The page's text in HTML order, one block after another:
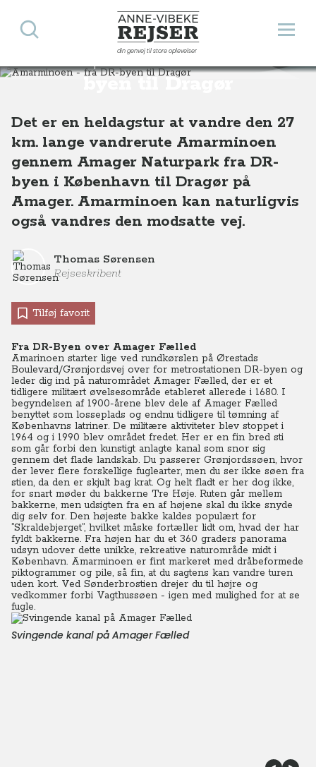
Anne-Vibeke Rejser
din genvej til store oplevelser
Åbn
Søg
Amarminoen - fra DR-
byen til Dragør
Destinationer Europa Danmark Amarminoen - fra DR-byen til Dragør
Det er en heldagstur at vandre den 27
km. lange vandrerute Amarminoen
gennem Amager Naturpark fra DR-
byen i København til Dragør på
Amager. Amarminoen kan naturligvis
også vandres den modsatte vej.
Thomas Sørensen
Rejseskribent
Tilføj favorit
Fra DR-Byen over Amager Fælled
Amarinoen starter lige ved rundkørslen på Ørestads
Boulevard/Grønjordsvej over for metrostationen DR-byen og
leder dig ind på naturområdet Amager Fælled, der er et
tidligere militært øvelsesområde etableret allerede i 1680. I
begyndelsen af 1900-årene blev dele af Amager Fælled
benyttet som losseplads og endnu tidligere til tømning af
Københavns latriner. De militære aktiviteter blev stoppet i
1964 og i 1990 blev området fredet. Her er en fin bred sti
som går forbi den kunstigt anlagte kanal som snor sig
gennem det flade landskab. Du passerer Grønjordssøen, hvor
der lever flere forskellige fuglearter, men du ser ikke søen fra
stien, da den er skjult bag krat. Og helt fladt er her dog ikke,
for snart møder du bakkerne Tre Høje. Ruten går mellem
bakkerne, men udsigten fra en af højene skal du ikke snyde
dig selv for. Den højeste bakke kaldes populært for
”Skraldebjerget”, hvilket måske fortæller lidt om, hvad der har
fyldt bakkerne. Fra højen har du et 360 graders panorama
udsyn udover dette unikke, rekreative naturområde midt i
København. Amarminoen er fint markeret med dråbeformede
piktogrammer og pile, så fin, at du sagtens kan vandre turen
uden kort. Ved Sønderbrostien drejer du til højre og
vedkommer forbi Vagthussøen - igen med mulighed for at se
fugle.
Svingende kanal på Amager Fælled